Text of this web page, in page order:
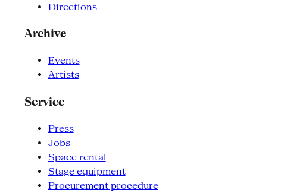
Directions
Archive
Events
Artists
Service
Press
Jobs
Space rental
Stage equipment
Procurement procedure